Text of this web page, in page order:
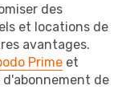
des
et locations de
avantages.
Prime et
de